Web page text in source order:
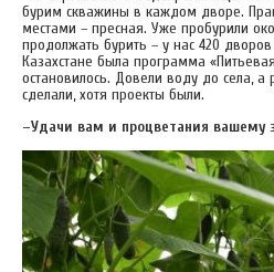
бурим скважины в каждом дворе.
местами – пресная. Уже пробурили
продолжать бурить – у нас 420
Казахстане была программа
остановилось. Довели воду до села, а
сделали, хотя проекты были.
–Удачи вам и процветания вашему